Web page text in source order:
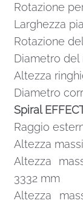
Rotazione
Larghezza
Rotazione
Diametro del
Altezza
Diametro
Spiral
Raggio
Altezza
Altezza
3332 mm
Altezza